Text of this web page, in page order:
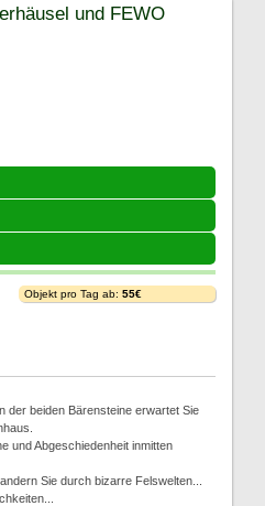
und FEWO
Objekt pro Tag ab: 55€
der beiden Bärensteine erwartet Sie
und Abgeschiedenheit inmitten
Sie durch bizarre Felswelten...